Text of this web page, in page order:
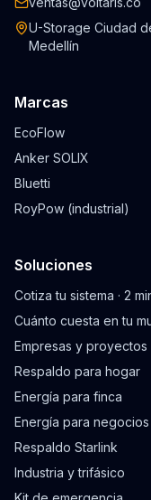
U-Storage Ciudad
Medellín
Marcas
EcoFlow
Anker SOLIX
Bluetti
RoyPow (industrial)
Soluciones
Cotiza tu sistema · 2
Cuánto cuesta en tu
Empresas y proyectos
Respaldo para hogar
Energía para finca
Energía para negocios
Respaldo Starlink
Industria y trifásico